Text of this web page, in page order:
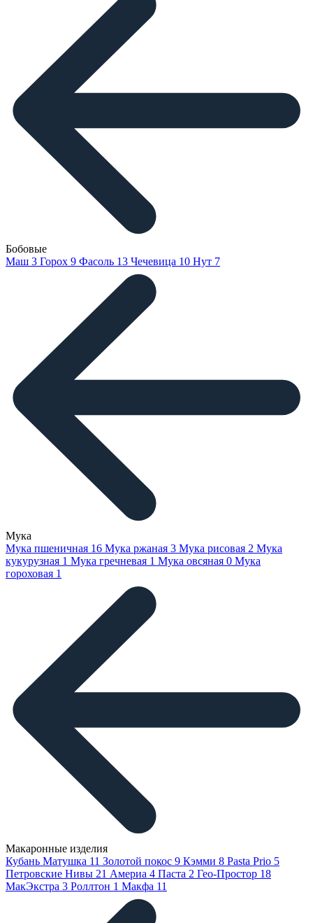
Бобовые
Маш 3 Горох 9 Фасоль 13 Чечевица 10 Нут 7
Мука
Мука пшеничная 16 Мука ржаная 3 Мука рисовая 2 Мука
кукурузная 1 Мука гречневая 1 Мука овсяная 0 Мука
гороховая 1
Макаронные изделия
Кубань Матушка 11 Золотой покос 9 Кэмми 8 Pasta Prio 5
Петровские Нивы 21 Америа 4 Паста 2 Гео-Простор 18
МакЭкстра 3 Роллтон 1 Макфа 11